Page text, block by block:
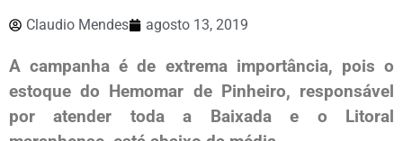
Claudio Mendes agosto 13, 2019
A campanha é de extrema importância, pois o
estoque do Hemomar de Pinheiro, responsável
por atender toda a Baixada e o Litoral